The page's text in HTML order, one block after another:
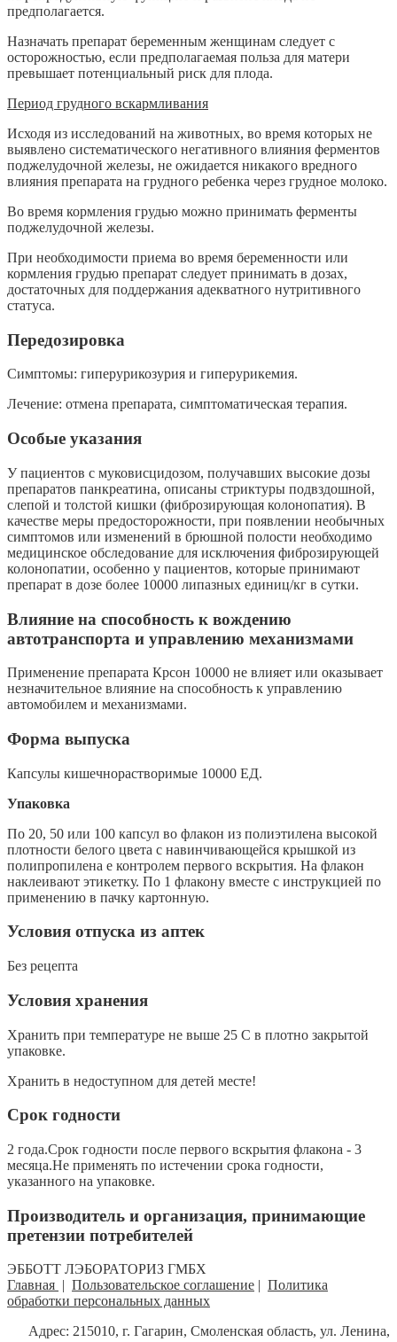
предполагается.
Назначать препарат беременным женщинам следует с
осторожностью, если предполагаемая польза для матери
превышает потенциальный риск для плода.
Период грудного вскармливания
Исходя из исследований на животных, во время которых не
выявлено систематического негативного влияния ферментов
поджелудочной железы, не ожидается никакого вредного
влияния препарата на грудного ребенка через грудное молоко.
Во время кормления грудью можно принимать ферменты
поджелудочной железы.
При необходимости приема во время беременности или
кормления грудью препарат следует принимать в дозах,
достаточных для поддержания адекватного нутритивного
статуса.
Передозировка
Симптомы: гиперурикозурия и гиперурикемия.
Лечение: отмена препарата, симптоматическая терапия.
Особые указания
У пациентов с муковисцидозом, получавших высокие дозы
препаратов панкреатина, описаны стриктуры подвздошной,
слепой и толстой кишки (фиброзирующая колонопатия). В
качестве меры предосторожности, при появлении необычных
симптомов или изменений в брюшной полости необходимо
медицинское обследование для исключения фиброзирующей
колонопатии, особенно у пациентов, которые принимают
препарат в дозе более 10000 липазных единиц/кг в сутки.
Влияние на способность к вождению
автотранспорта и управлению механизмами
Применение препарата Крсон 10000 не влияет или оказывает
незначительное влияние на способность к управлению
автомобилем и механизмами.
Форма выпуска
Капсулы кишечнорастворимые 10000 ЕД.
Упаковка
По 20, 50 или 100 капсул во флакон из полиэтилена высокой
плотности белого цвета с навинчивающейся крышкой из
полипропилена е контролем первого вскрытия. На флакон
наклеивают этикетку. По 1 флакону вместе с инструкцией по
применению в пачку картонную.
Условия отпуска из аптек
Без рецепта
Условия хранения
Хранить при температуре не выше 25 С в плотно закрытой
упаковке.
Хранить в недоступном для детей месте!
Срок годности
2 года.Срок годности после первого вскрытия флакона - 3
месяца.Не применять по истечении срока годности,
указанного на упаковке.
Производитель и организация, принимающие
претензии потребителей
ЭББОТТ ЛЭБОРАТОРИЗ ГМБХ
Главная | Пользовательское соглашение | Политика
обработки персональных данных
Адрес: 215010, г. Гагарин, Смоленская область, ул. Ленина,